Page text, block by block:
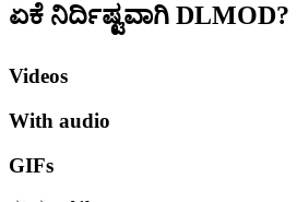
ಏಕೆ ನಿರ್ದಿಷ್ಟವಾಗಿ DLMOD?
Videos
With audio
GIFs